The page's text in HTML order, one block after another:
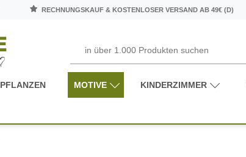
RECHNUNGSKAUF & KOSTENLOSER VERSAND AB 49€ (D)
PFLANZEN MOTIVE KINDERZIMMER